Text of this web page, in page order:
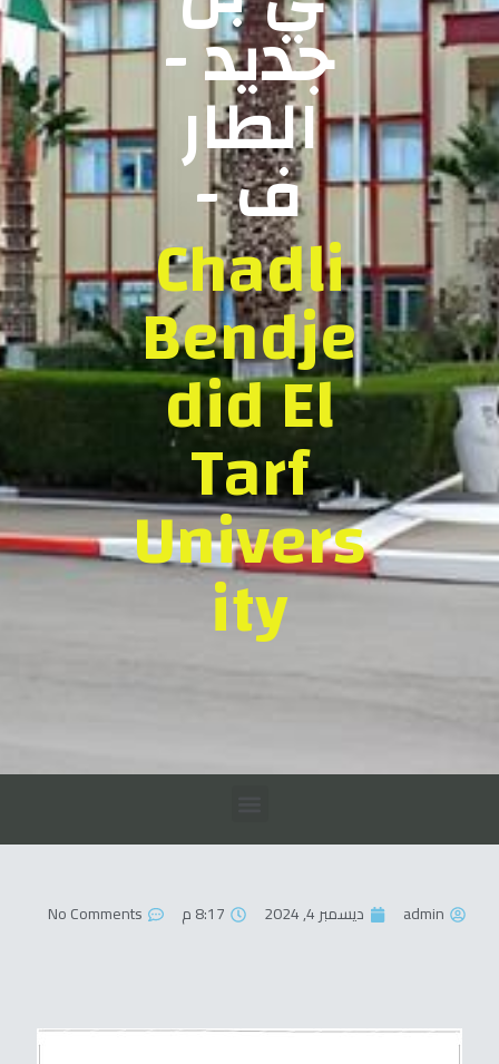
جديد -
الطار
ف -
Chadli
Bendje
did El
Tarf
Univers
ity
admin ديسمبر 4, 2024 8:17 م No Comments